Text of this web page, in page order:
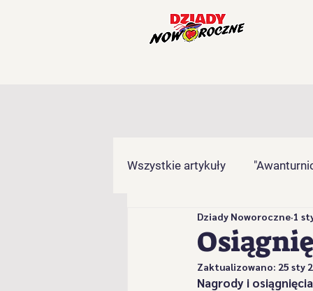
Wszystkie artykuły
"Gronicki" z Brzuśnika
"Kamieńcoki" z Milówki
Dziady Noworoczne 1
Zaktualizowano: 25 sty
Nagrody i